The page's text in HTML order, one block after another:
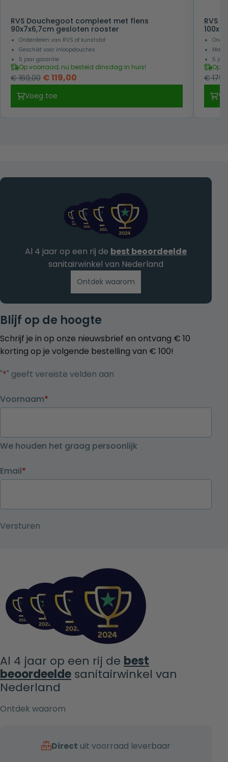
RVS Douchegoot compleet met flens
90x7x6,7cm gesloten rooster
Onderdelen van RVS of kunststof
Geschikt voor inloopdouches
5 jaar garantie
Op voorraad, nu besteld dinsdag in huis!
€169,00 Oorspronkelijke
was:
€ 169,00.
€119,00
€ 119,00.
Voeg toe
RVS
5
Op
€
Blijf op de hoogte
Schrijf je in op onze nieuwsbrief en ontvang € 10
korting op je volgende bestelling van € 100!
"*" geeft vereiste velden aan
Voornaam*
We houden het graag persoonlijk
Email*
Al 4 jaar op een rij de best beoordeelde
sanitairwinkel van Nederland
Ontdek waarom
Al 4 jaar op een rij de best
beoordeelde sanitairwinkel van
Nederland
Ontdek waarom
Direct uit voorraad leverbaar